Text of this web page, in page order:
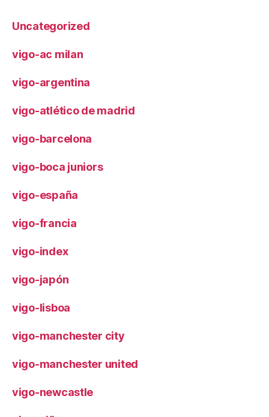
Uncategorized
vigo-ac milan
vigo-argentina
vigo-atlético de madrid
vigo-barcelona
vigo-boca juniors
vigo-españa
vigo-francia
vigo-index
vigo-japón
vigo-lisboa
vigo-manchester city
vigo-manchester united
vigo-newcastle